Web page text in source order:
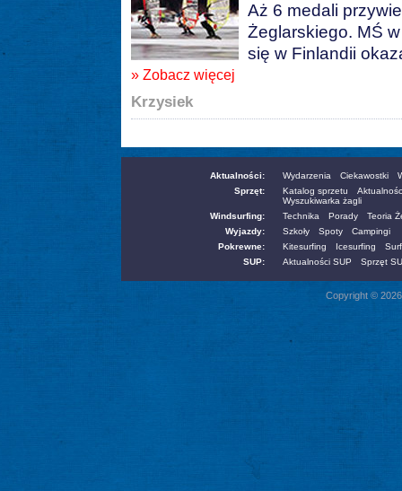
Aż 6 medali
Żeglarskiego. MŚ
się w Finlandii
» Zobacz więcej
Krzysiek
Aktualności: Wydarzenia Ciekawostki
Sprzęt:
Katalog sprzetu
Wyszukiwarka żagli
Windsurfing:
Technika Porady
Teoria
Wyjazdy:
Szkoły Spoty
Campingi
Pokrewne:
Kitesurfing Icesurfing
SUP:
Aktualności SUP Sprzęt
Copyright ©